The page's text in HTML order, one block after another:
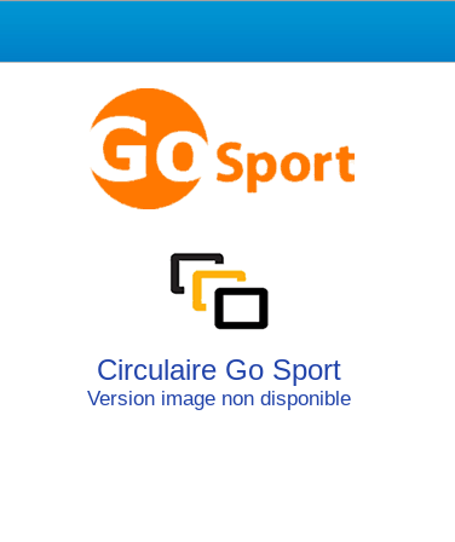
Circulaire Go Sport
Version image non disponible